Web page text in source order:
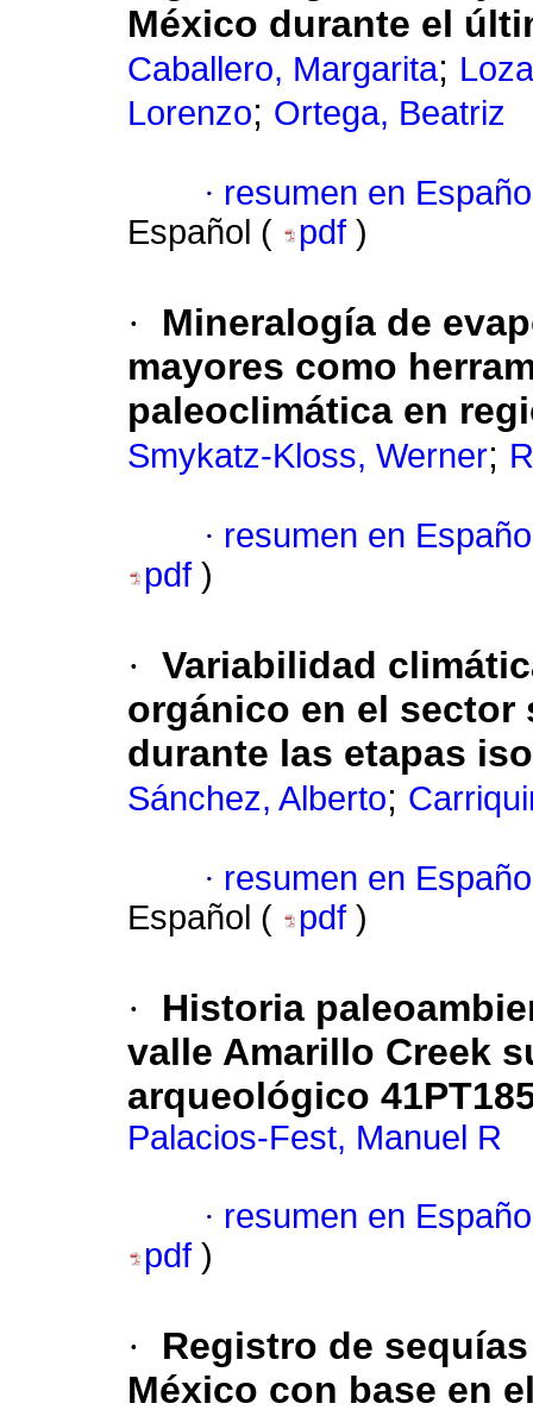
México durante el
Caballero, Margarita;
Lorenzo; Ortega, Beatriz
· resumen en
Español (
pdf )
·
Mineralogía de
mayores como
paleoclimática en
Smykatz-Kloss, Werner;
· resumen en
pdf )
· Variabilidad
orgánico en el sector
durante las etapas
Sánchez, Alberto;
· resumen en
Español (
pdf )
·
Historia
valle Amarillo Creek
arqueológico
Palacios-Fest, Manuel R
· resumen en
pdf )
·
Registro de
México con base en